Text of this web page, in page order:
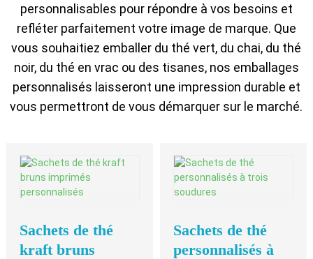
personnalisables pour répondre à vos besoins et
refléter parfaitement votre image de marque. Que
vous souhaitiez emballer du thé vert, du chai, du thé
noir, du thé en vrac ou des tisanes, nos emballages
personnalisés laisseront une impression durable et
vous permettront de vous démarquer sur le marché.
Sachets de thé
kraft bruns
Sachets de thé
personnalisés à